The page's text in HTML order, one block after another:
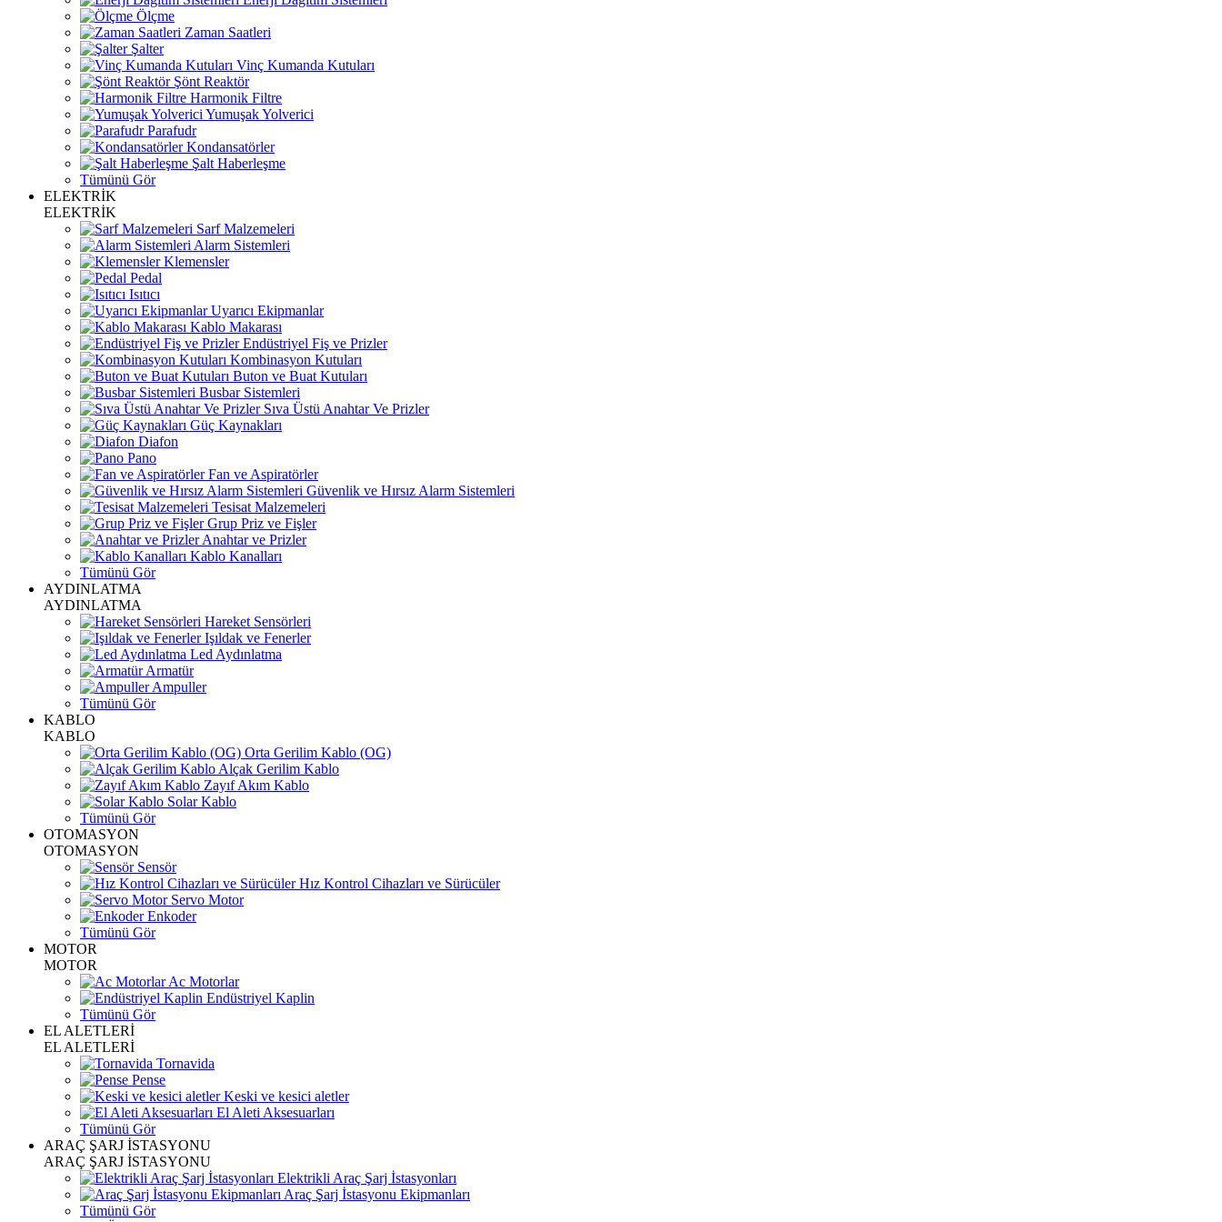
Ölçme
Zaman Saatleri
Şalter
Vinç Kumanda Kutuları
Şönt Reaktör
Harmonik Filtre
Yumuşak Yolverici
Parafudr
Kondansatörler
Şalt Haberleşme
Tümünü Gör
ELEKTRİK
ELEKTRİK
Sarf Malzemeleri
Alarm Sistemleri
Klemensler
Pedal
Isıtıcı
Uyarıcı Ekipmanlar
Kablo Makarası
Endüstriyel Fiş ve Prizler
Kombinasyon Kutuları
Buton ve Buat Kutuları
Busbar Sistemleri
Sıva Üstü Anahtar Ve Prizler
Güç Kaynakları
Diafon
Pano
Fan ve Aspiratörler
Güvenlik ve Hırsız Alarm Sistemleri
Tesisat Malzemeleri
Grup Priz ve Fişler
Anahtar ve Prizler
Kablo Kanalları
Tümünü Gör
AYDINLATMA
AYDINLATMA
Hareket Sensörleri
Işıldak ve Fenerler
Led Aydınlatma
Armatür
Ampuller
Tümünü Gör
KABLO
KABLO
Orta Gerilim Kablo (OG)
Alçak Gerilim Kablo
Zayıf Akım Kablo
Solar Kablo
Tümünü Gör
OTOMASYON
OTOMASYON
Sensör
Hız Kontrol Cihazları ve Sürücüler
Servo Motor
Enkoder
Tümünü Gör
MOTOR
MOTOR
Ac Motorlar
Endüstriyel Kaplin
Tümünü Gör
EL ALETLERİ
EL ALETLERİ
Tornavida
Pense
Keski ve kesici aletler
El Aleti Aksesuarları
Tümünü Gör
ARAÇ ŞARJ İSTASYONU
ARAÇ ŞARJ İSTASYONU
Elektrikli Araç Şarj İstasyonları
Araç Şarj İstasyonu Ekipmanları
Tümünü Gör